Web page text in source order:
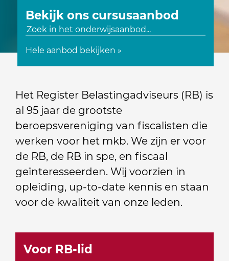
Bekijk ons cursusaanbod
Hele aanbod bekijken »
Het Register Belastingadviseurs (RB) is
al 95 jaar de grootste
beroepsvereniging van fiscalisten die
werken voor het mkb. We zijn er voor
de RB, de RB in spe, en fiscaal
geïnteresseerden. Wij voorzien in
opleiding, up-to-date kennis en staan
voor de kwaliteit van onze leden.
Voor RB-lid